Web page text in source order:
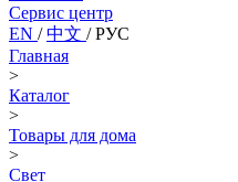
Сервис центр
EN /中文 /РУС
Главная
>
Каталог
>
Товары для дома
>
Свет